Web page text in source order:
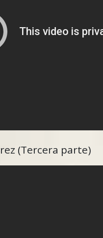
(Tercera parte)